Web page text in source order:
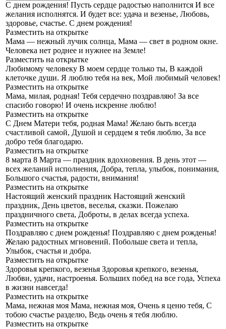
С днем рождения! Пусть сердце радостью наполнится И все
желания исполнятся. И будет все: удача и везенье, Любовь,
здоровье, счастье. С днем рождения!
Разместить на открытке
Мама — нежный лучик солнца, Мама — свет в родном окне.
Человека нет роднее и нужнее на Земле!
Разместить на открытке
Любимому человеку В моем сердце только ты, В каждой
клеточке души. Я люблю тебя на век, Мой любимый человек!
Разместить на открытке
Мама, милая, родная! Тебя сердечно поздравляю! За все
спасибо говорю! И очень искренне люблю!
Разместить на открытке
С Днем Матери тебя, родная Мама! Желаю быть всегда
счастливой самой, Душой и сердцем я тебя люблю, За все
добро тебя благодарю.
Разместить на открытке
8 марта 8 Марта — праздник вдохновения. В день этот —
всех желаний исполнения, Добра, тепла, улыбок, понимания,
Большого счастья, радости, внимания!
Разместить на открытке
Настоящий женский праздник Настоящий женский
праздник, День цветов, веселья, сказки. Пожелаю
праздничного света, Доброты, в делах всегда успеха.
Разместить на открытке
Поздравляю с днем рожденья! Поздравляю с днем рожденья!
Желаю радостных мгновений. Побольше света и тепла,
Улыбок, счастья и добра.
Разместить на открытке
Здоровья крепкого, везенья Здоровья крепкого, везенья,
Любви, удачи, настроенья. Больших побед на все года, Успеха
в жизни навсегда!
Разместить на открытке
Мама, нежная моя Мама, нежная моя, Очень я ценю тебя, С
тобою счастье разделю, Ведь очень я тебя люблю.
Разместить на открытке